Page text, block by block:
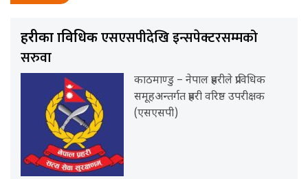
प्रहरीका प्राविधिकएसएसपीदेखि इन्सपेक्टरसम्मको
सरुवा
काठमाण्डु – नेपाल प्रहरीले प्राविधिक
समूहअन्तर्गत प्रहरी वरिष्ठ उपरीक्षक
(एसएसपी)